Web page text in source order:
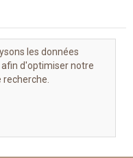
les données
d'optimiser notre
recherche.